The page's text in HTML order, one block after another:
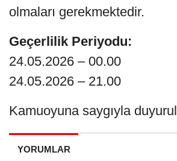
olmaları gerekmektedir.
Geçerlilik Periyodu:
24.05.2026 – 00.00
24.05.2026 – 21.00
Kamuoyuna saygıyla
YORUMLAR